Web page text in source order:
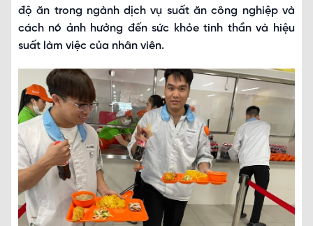
độ ăn trong ngành dịch vụ suất ăn công nghiệp và
cách nó ảnh hưởng đến sức khỏe tinh thần và hiệu
suất làm việc của nhân viên.